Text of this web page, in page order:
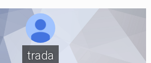
trada